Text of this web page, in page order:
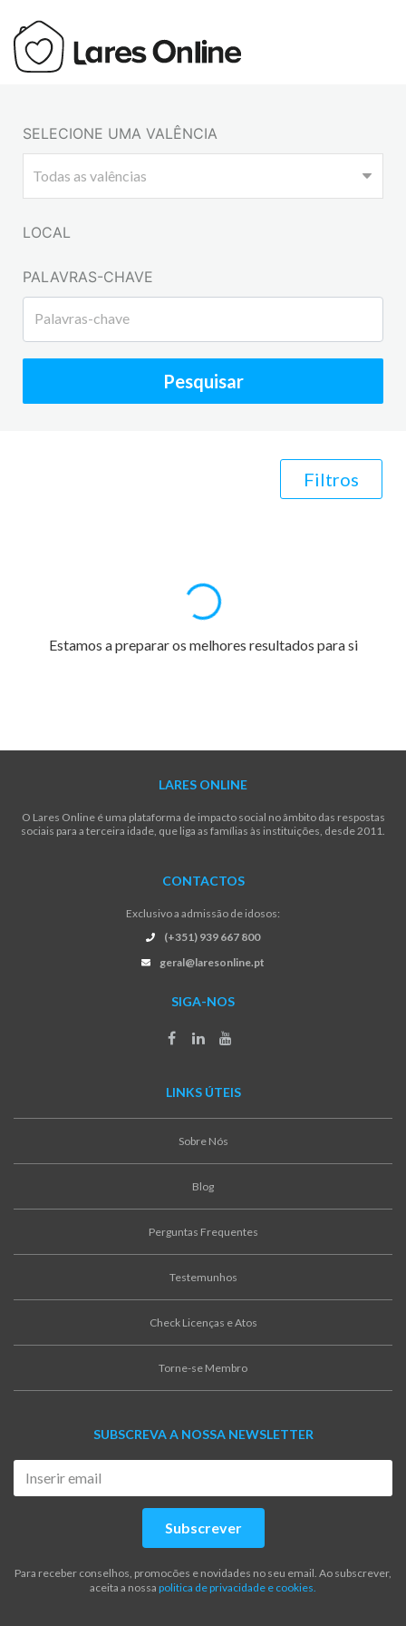
SELECIONE UMA VALÊNCIA
LOCAL
PALAVRAS-CHAVE
Pesquisar
Filtros
Estamos a preparar os melhores resultados para si
LARES ONLINE
O Lares Online é uma plataforma de impacto social no âmbito das respostas
sociais para a terceira idade, que liga as famílias às instituições, desde 2011.
CONTACTOS
Exclusivo a admissão de idosos:
(+351) 939 667 800
geral@laresonline.pt
SIGA-NOS
LINKS ÚTEIS
Sobre Nós
Blog
Perguntas Frequentes
Testemunhos
Check Licenças e Atos
Torne-se Membro
SUBSCREVA A NOSSA NEWSLETTER
Subscrever
Para receber conselhos, promocões e novidades no seu email. Ao subscrever,
aceita a nossa politica de privacidade e cookies.